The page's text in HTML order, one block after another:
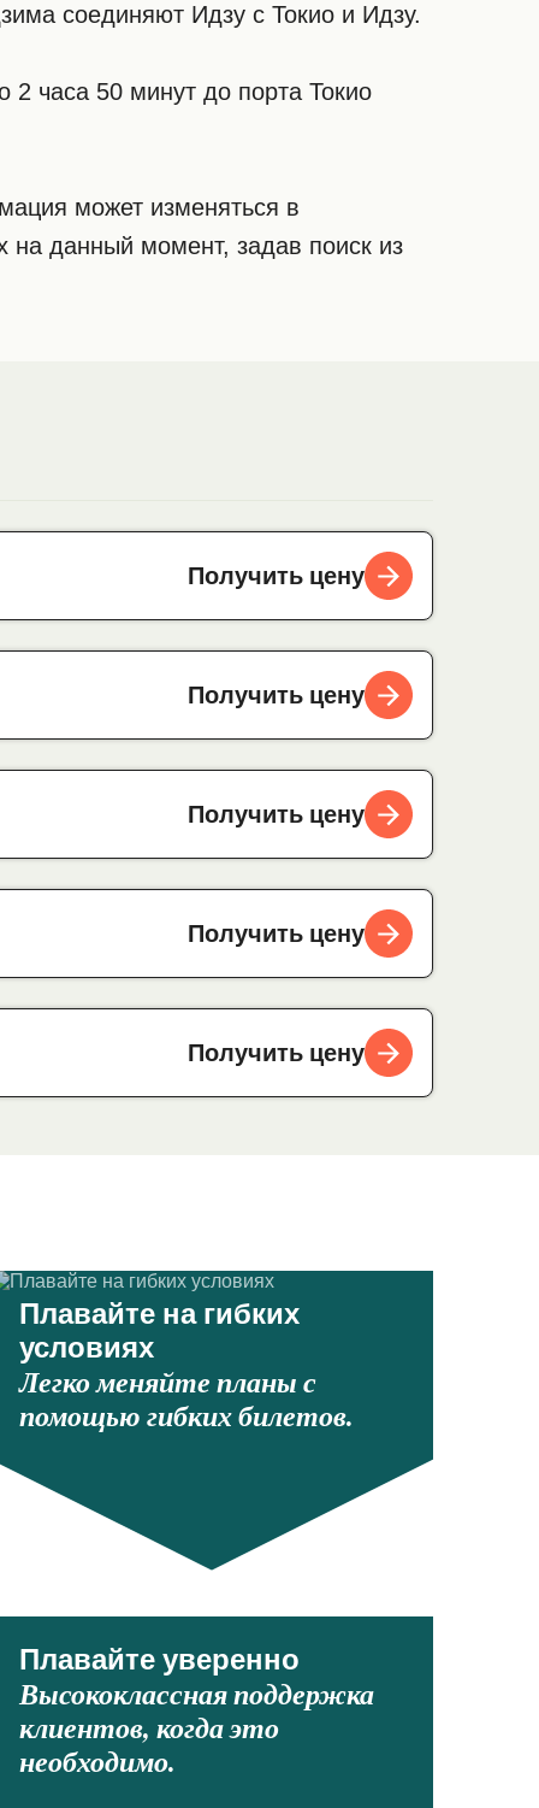
соединяют Идзу с Токио и Идзу.
2 часа 50 минут до порта Токио
может изменяться в
данный момент, задав поиск из
Получить цену
Получить цену
Получить цену
Получить цену
Получить цену
Плавайте на гибких
условиях
Легко меняйте планы с
помощью гибких билетов.
Плавайте уверенно
Высококлассная поддержка
клиентов, когда это
необходимо.